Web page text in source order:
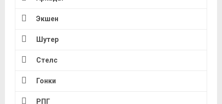
Экшен
Шутер
Стелс
Гонки
РПГ